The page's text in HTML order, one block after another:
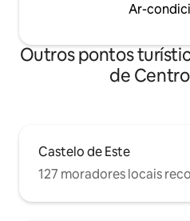
Ar-
Outros pontos
de
Castelo de Este
127 moradores locais